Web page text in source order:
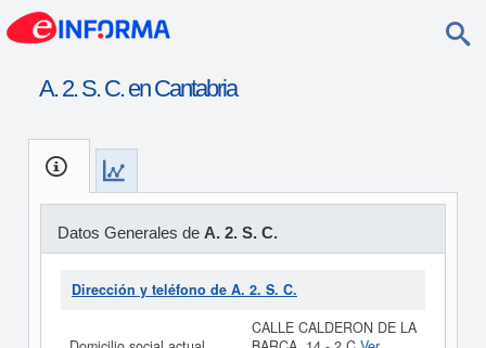
A. 2. S. C. en Cantabria
Datos Generales de A. 2. S. C.
Dirección y teléfono de A. 2. S. C.
CALLE CALDERON DE LA